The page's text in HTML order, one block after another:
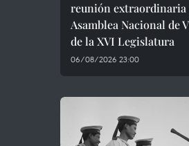
reunión extraordinaria
Asamblea Nacional de
de la XVI Legislatura
06/08/2026 23:00